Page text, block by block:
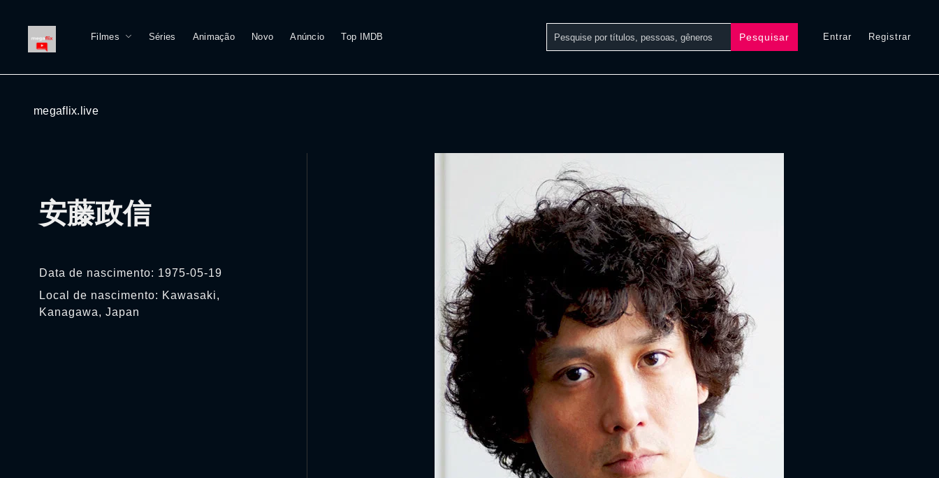
Filmes Séries Animação Novo Anúncio Top IMDB Pesquisar Entrar Registrar
megaflix.live
安藤政信
Data de nascimento: 1975-05-19
Local de nascimento: Kawasaki,
Kanagawa, Japan